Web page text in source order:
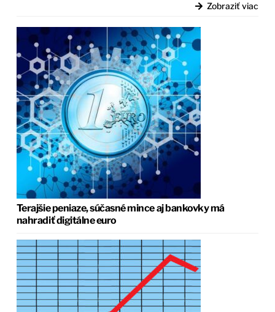
Zobraziť viac
Terajšie peniaze, súčasné mince aj bankovky má
nahradiť digitálne euro